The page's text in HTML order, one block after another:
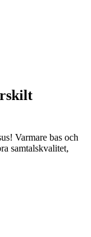
Varmare bas och
samtalskvalitet,